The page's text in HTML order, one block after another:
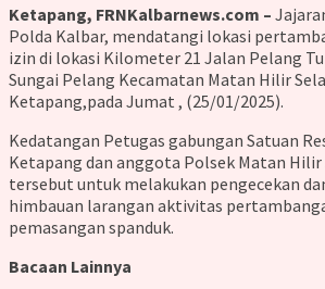
Ketapang, FRNKalbarnews.com –
Polda Kalbar, mendatangi lokasi
izin di lokasi Kilometer 21 Jalan Pelang
Sungai Pelang Kecamatan Matan Hilir
Ketapang,pada Jumat , (25/01/2025).
Kedatangan Petugas gabungan Satuan
Ketapang dan anggota Polsek Matan
tersebut untuk melakukan pengecekan
himbauan larangan aktivitas
pemasangan spanduk.
Bacaan Lainnya